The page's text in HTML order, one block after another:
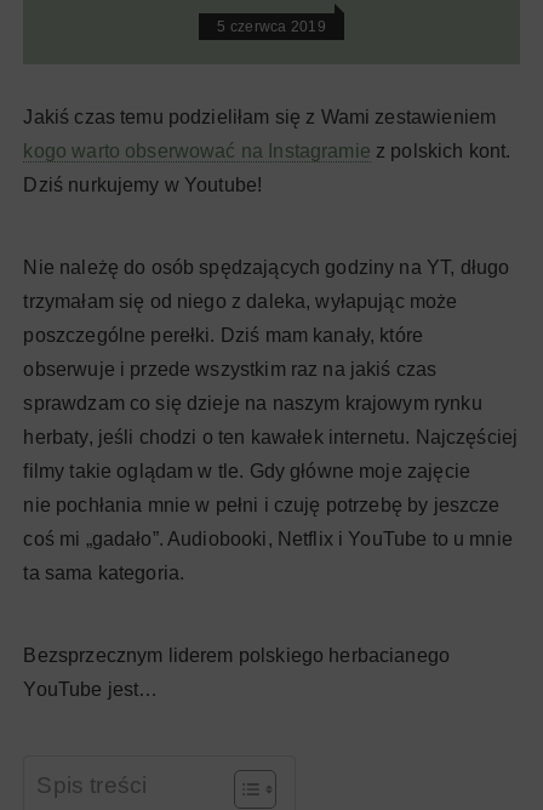
5 czerwca 2019
Jakiś czas temu podzieliłam się z Wami zestawieniem
kogo warto obserwować na Instagramie z polskich kont.
Dziś nurkujemy w Youtube!
Nie należę do osób spędzających godziny na YT, długo
trzymałam się od niego z daleka, wyłapując może
poszczególne perełki. Dziś mam kanały, które
obserwuje i przede wszystkim raz na jakiś czas
sprawdzam co się dzieje na naszym krajowym rynku
herbaty, jeśli chodzi o ten kawałek internetu. Najczęściej
filmy takie oglądam w tle. Gdy główne moje zajęcie
nie pochłania mnie w pełni i czuję potrzebę by jeszcze
coś mi „gadało”. Audiobooki, Netflix i YouTube to u mnie
ta sama kategoria.
Bezsprzecznym liderem polskiego herbacianego
YouTube jest…
Spis treści